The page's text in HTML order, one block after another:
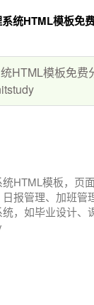
统HTML模板免
HTML模板免
HTML模板，页
报管理、加班管
，如毕业设计